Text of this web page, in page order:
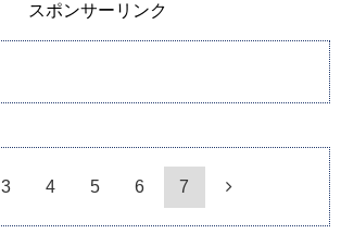
スポンサーリンク
3 4 5 6 7